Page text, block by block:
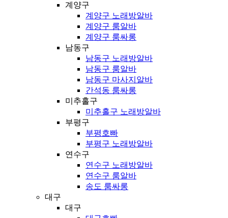
계양구
계양구 노래방알바
계양구 룸알바
계양구 룸싸롱
남동구
남동구 노래방알바
남동구 룸알바
남동구 마사지알바
간석동 룸싸롱
미추홀구
미추홀구 노래방알바
부평구
부평호빠
부평구 노래방알바
연수구
연수구 노래방알바
연수구 룸알바
송도 룸싸롱
대구
대구